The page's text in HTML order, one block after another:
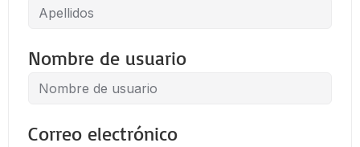
Nombre de usuario
Correo electrónico